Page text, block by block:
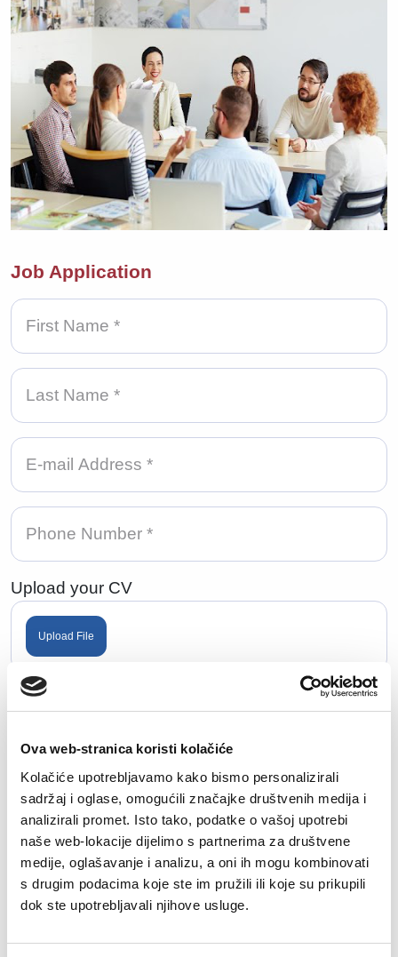
Ova web-stranica koristi kolačiće
Kolačiće upotrebljavamo kako bismo personalizirali
sadržaj i oglase, omogućili značajke društvenih medija i
analizirali promet. Isto tako, podatke o vašoj upotrebi
naše web-lokacije dijelimo s partnerima za društvene
medije, oglašavanje i analizu, a oni ih mogu kombinovati
s drugim podacima koje ste im pružili ili koje su prikupili
dok ste upotrebljavali njihove usluge.
Job Application
Upload your CV
Upload File
Allowed extensions: doc, docx, pdf, txt. Maximum
What would be your financial expectations for this
position?